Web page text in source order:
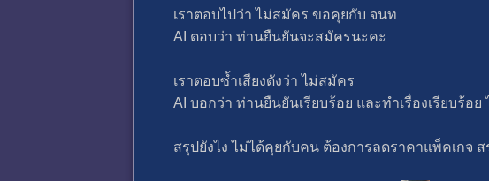
เราตอบไปว่า ไม่สมัคร ขอคุยกับ จนท
AI ตอบว่า ท่านยืนยันจะสมัครนะคะ
เราตอบซ้ำเสียงดังว่า ไม่สมัคร
AI บอกว่า ท่านยืนยันเรียบร้อย และทำเรื่องเรียบร้อ
สรุปยังไง ไม่ได้คุยกับคน ต้องการลดราคาแพ็คเกจ